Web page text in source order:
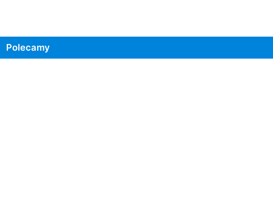
Polecamy